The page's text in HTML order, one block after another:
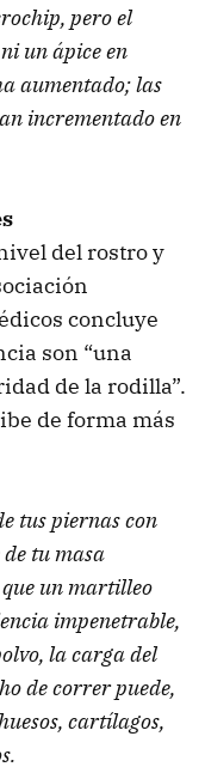
pero el
un ápice en
aumentado; las
incrementado en
del rostro y
concluye
son “una
de la rodilla”.
de forma más
tus piernas con
tu masa
un martilleo
impenetrable,
la carga del
de correr puede,
cartílagos,